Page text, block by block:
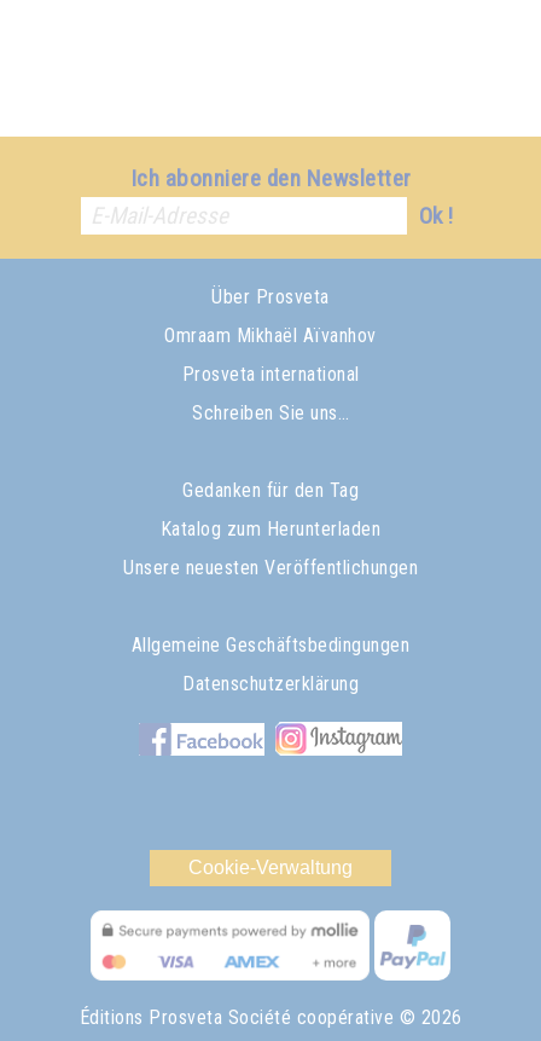
Ich abonniere den Newsletter
Ok !
Über Prosveta
Omraam Mikhaël Aïvanhov
Prosveta international
Schreiben Sie uns…
Gedanken für den Tag
Katalog zum Herunterladen
Unsere neuesten Veröffentlichungen
Allgemeine Geschäftsbedingungen
Datenschutzerklärung
Cookie-Verwaltung
Éditions Prosveta Société coopérative © 2026